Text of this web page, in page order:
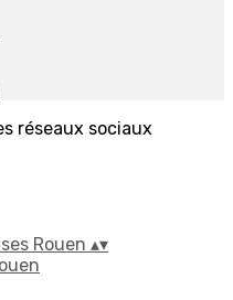
réseaux sociaux
Rouen ▴▾